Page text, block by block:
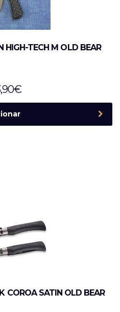
HIGH-TECH M OLD BEAR
€
COROA SATIN OLD BEAR